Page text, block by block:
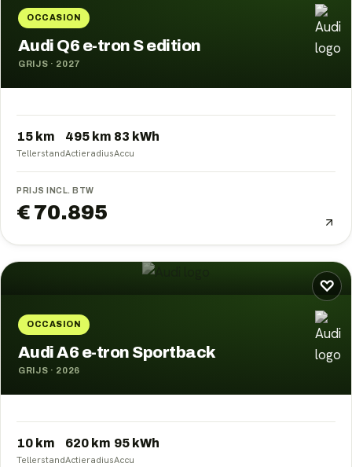
OCCASION
Audi Q6 e-tron S edition
GRIJS · 2027
15 km
Tellerstand
495 km
Actieradius
83 kWh
Accu
PRIJS INCL. BTW
€ 70.895
♡
OCCASION
Audi A6 e-tron Sportback
GRIJS · 2026
10 km
Tellerstand
620 km
Actieradius
95 kWh
Accu